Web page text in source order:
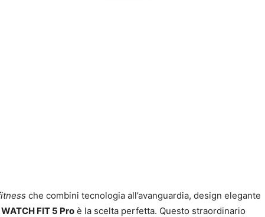
che combini tecnologia all’avanguardia, design elegante
FIT 5 Pro è la scelta perfetta. Questo straordinario